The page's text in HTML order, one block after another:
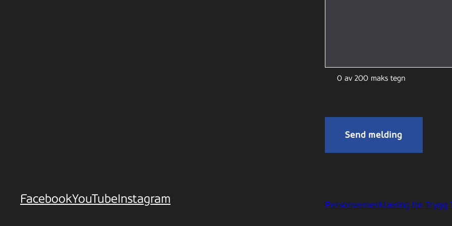
0 av 200 maks tegn
FacebookYouTubeInstagram Personvernerklæring for Trygg